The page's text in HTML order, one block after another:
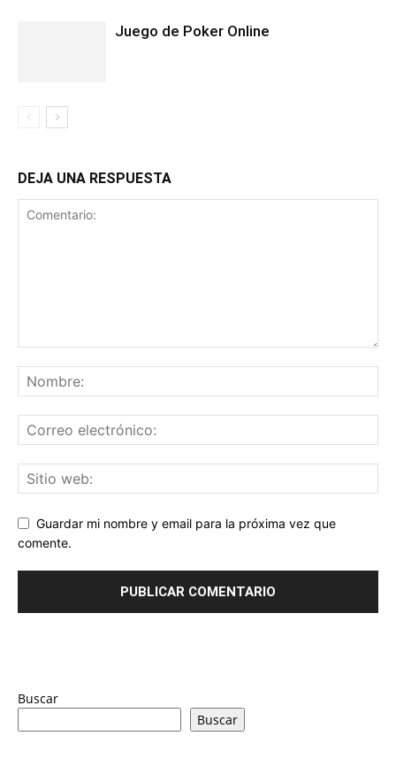
Juego de Poker Online
DEJA UNA RESPUESTA
Guardar mi nombre y email para la próxima vez que
comente.
Buscar
Buscar